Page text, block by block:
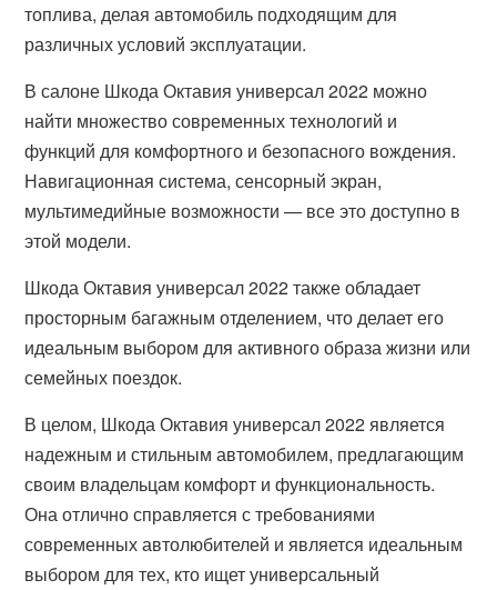
топлива, делая автомобиль подходящим для
различных условий эксплуатации.
В салоне Шкода Октавия универсал 2022 можно
найти множество современных технологий и
функций для комфортного и безопасного вождения.
Навигационная система, сенсорный экран,
мультимедийные возможности — все это доступно в
этой модели.
Шкода Октавия универсал 2022 также обладает
просторным багажным отделением, что делает его
идеальным выбором для активного образа жизни или
семейных поездок.
В целом, Шкода Октавия универсал 2022 является
надежным и стильным автомобилем, предлагающим
своим владельцам комфорт и функциональность.
Она отлично справляется с требованиями
современных автолюбителей и является идеальным
выбором для тех, кто ищет универсальный